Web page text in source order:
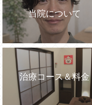
当院について
治療コース＆料金